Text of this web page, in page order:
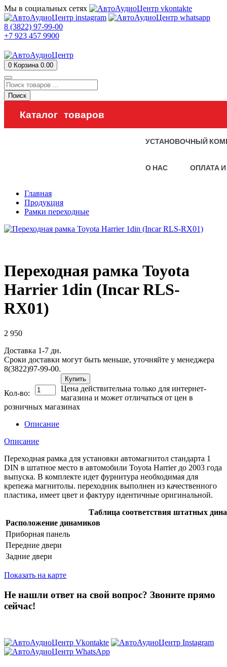
Мы в социальных сетях
8 (3822) 97-99-00
+7 923 457 9900
0 Корзина 0.00
Поиск
Каталог товаров
УСТАНОВОЧНЫЙ
О НАС ОПЛАТА
Главная
Продукция
Рамки переходные
Переходная рамка Toyota
Harrier 1din (Incar RLS-
RX01)
2 950
Доставка 1-7 дн.
Сроки доставки могут быть меньше, уточняйте у менеджера
8(3822)97-99-00.
Кол-во:
Купить
Цена действительна только для интернет-
магазина и может отличаться от цен в
розничных магазинах
Описание
Описание
Переходная рамка для установки автомагнитол стандарта 1
DIN в штатное место в автомобили Toyota Harrier до 2003 года
выпуска. В комплекте идет фурнитура необходимая для
крепежа магнитолы. переходник выполнен из качественного
пластика, имеет цвет и фактуру идентичные оригинальной.
Таблица соответствия штатных
Расположение динамиков
Приборная панель
Передние двери
Задние двери
Показать на карте
Не нашли ответ на свой вопрос? Звоните прямо
сейчас!